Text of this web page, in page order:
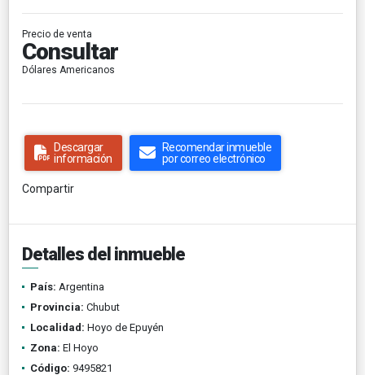
Precio de venta
Consultar
Dólares Americanos
Descargar
información
Recomendar inmueble
por correo electrónico
Compartir
Detalles del inmueble
País: Argentina
Provincia: Chubut
Localidad: Hoyo de Epuyén
Zona: El Hoyo
Código: 9495821